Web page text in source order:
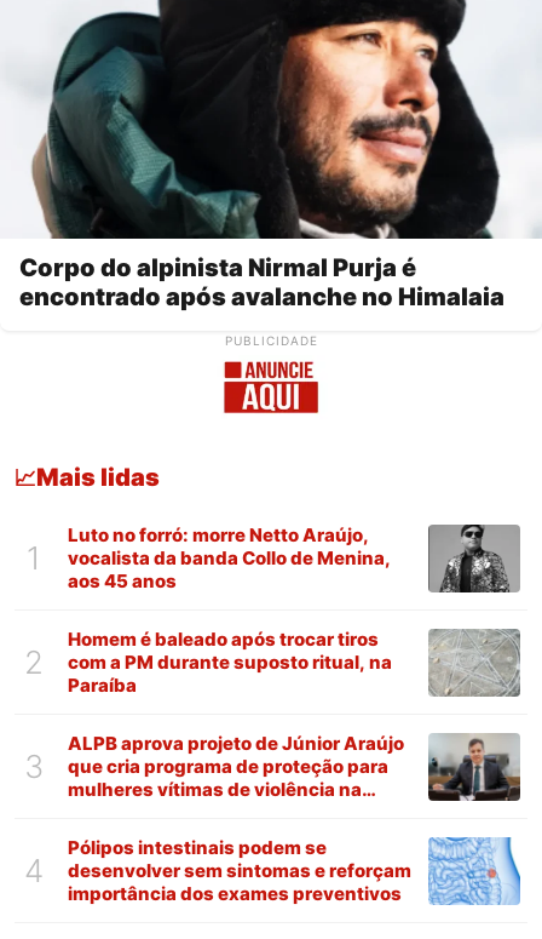
Corpo do alpinista Nirmal Purja é
encontrado após avalanche no Himalaia
PUBLICIDADE
📈Mais lidas
1
Luto no forró: morre Netto Araújo,
vocalista da banda Collo de Menina,
aos 45 anos
2
Homem é baleado após trocar tiros
com a PM durante suposto ritual, na
Paraíba
3
ALPB aprova projeto de Júnior Araújo
que cria programa de proteção para
mulheres vítimas de violência na
4
Pólipos intestinais podem se
desenvolver sem sintomas e reforçam
importância dos exames preventivos